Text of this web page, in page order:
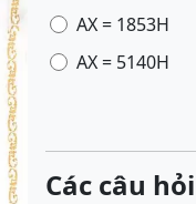
AX = 1853H
AX = 5140H
Các câu